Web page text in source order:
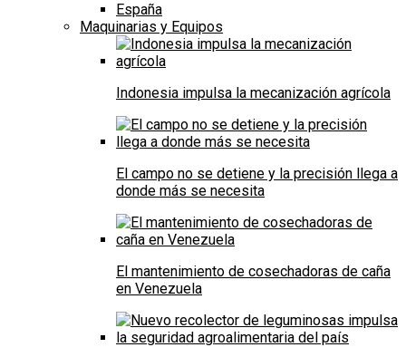
España
Maquinarias y Equipos
Indonesia impulsa la mecanización agrícola
El campo no se detiene y la precisión llega a
donde más se necesita
El mantenimiento de cosechadoras de caña
en Venezuela